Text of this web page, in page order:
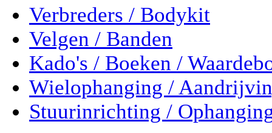
Verbreders / Bodykit
Velgen / Banden
Kado's / Boeken /
Wielophanging /
Stuurinrichting /